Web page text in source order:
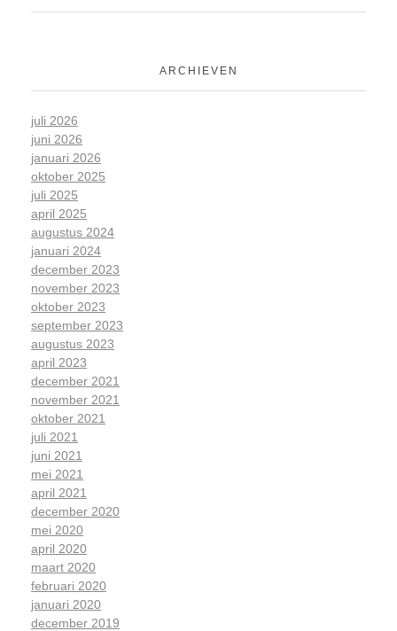
ARCHIEVEN
juli 2026
juni 2026
januari 2026
oktober 2025
juli 2025
april 2025
augustus 2024
januari 2024
december 2023
november 2023
oktober 2023
september 2023
augustus 2023
april 2023
december 2021
november 2021
oktober 2021
juli 2021
juni 2021
mei 2021
april 2021
december 2020
mei 2020
april 2020
maart 2020
februari 2020
januari 2020
december 2019